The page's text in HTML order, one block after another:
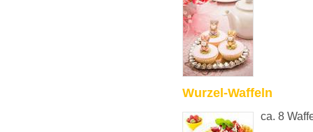
Wurzel-Waffeln
ca. 8